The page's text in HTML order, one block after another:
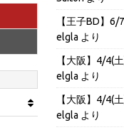
【王子BD】6/
elgla より
【大阪】4/4(
elgla より
【大阪】4/4(
elgla より